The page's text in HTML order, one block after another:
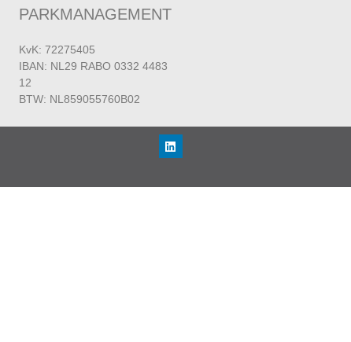
PARKMANAGEMENT
KvK: 72275405
IBAN: NL29 RABO 0332 4483
12
BTW: NL859055760B02